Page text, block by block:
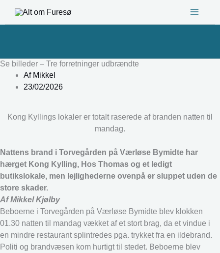
Se billeder – Tre forretninger udbrændte
AfMikkel
23/02/2026
Kong Kyllings lokaler er totalt raserede af branden natten til
mandag.
Nattens brand i Torvegården på Værløse Bymidte har
hærget Kong Kylling, Hos Thomas og et ledigt
butikslokale, men lejlighederne ovenpå er sluppet uden de
store skader.
Af Mikkel Kjølby
Beboerne i Torvegården på Værløse Bymidte blev klokken
01.30 natten til mandag vækket af et stort brag, da et vindue i
en mindre restaurant splintredes pga. trykket fra en ildebrand.
Politi og brandvæsen kom hurtigt til stedet. Beboerne blev